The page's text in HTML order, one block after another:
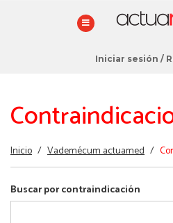
Iniciar sesión /
Estás
aquí
Inicio / Vademécum actuamed /
Buscar por contraindicación